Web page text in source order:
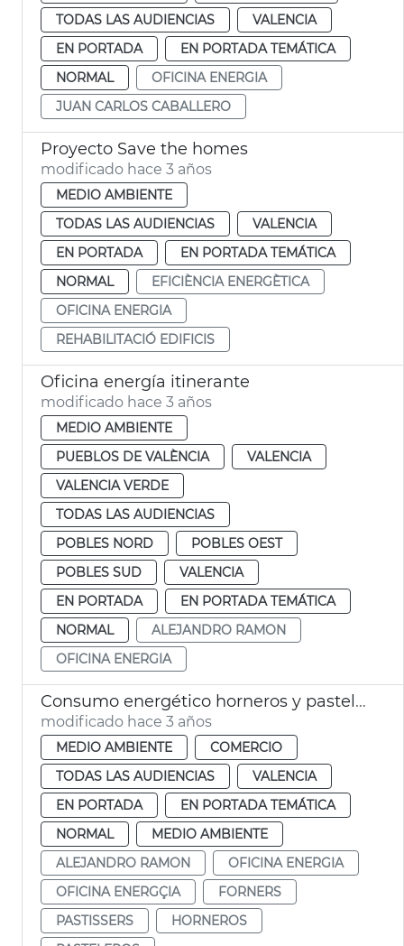
TODAS LAS AUDIENCIAS
VALENCIA
EN PORTADA
EN PORTADA TEMÁTICA
NORMAL
OFICINA ENERGIA
JUAN CARLOS CABALLERO
Proyecto Save the homes
modificado hace 3 años
MEDIO AMBIENTE
TODAS LAS AUDIENCIAS
VALENCIA
EN PORTADA
EN PORTADA TEMÁTICA
NORMAL
EFICIÈNCIA ENERGÈTICA
OFICINA ENERGIA
REHABILITACIÓ EDIFICIS
Oficina energía itinerante
modificado hace 3 años
MEDIO AMBIENTE
PUEBLOS DE VALÈNCIA
VALENCIA
VALENCIA VERDE
TODAS LAS AUDIENCIAS
POBLES NORD
POBLES OEST
POBLES SUD
VALENCIA
EN PORTADA
EN PORTADA TEMÁTICA
NORMAL
ALEJANDRO RAMON
OFICINA ENERGIA
Consumo energético horneros y pasteleros
modificado hace 3 años
MEDIO AMBIENTE
COMERCIO
TODAS LAS AUDIENCIAS
VALENCIA
EN PORTADA
EN PORTADA TEMÁTICA
NORMAL
MEDIO AMBIENTE
ALEJANDRO RAMON
OFICINA ENERGIA
OFICINA ENERGÇIA
FORNERS
PASTISSERS
HORNEROS